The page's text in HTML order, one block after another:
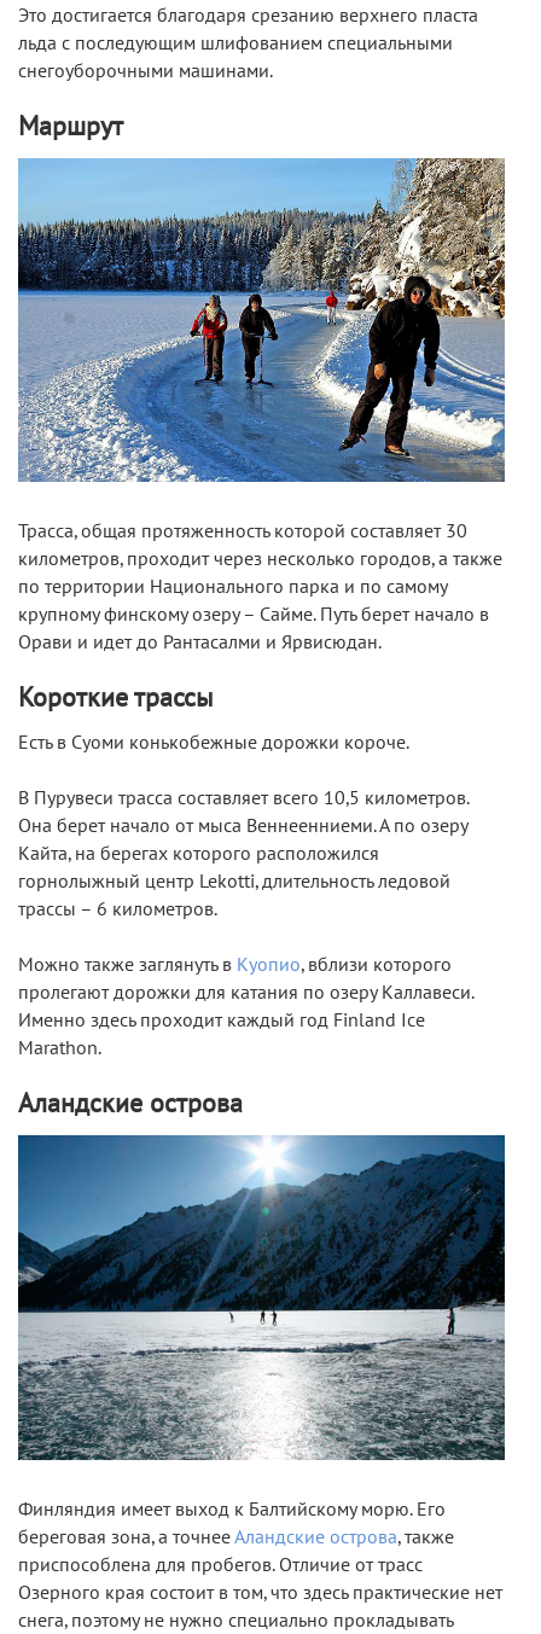
Это достигается благодаря срезанию верхнего пласта
льда с последующим шлифованием специальными
снегоуборочными машинами.
Маршрут
Трасса, общая протяженность которой составляет 30
километров, проходит через несколько городов, а также
по территории Национального парка и по самому
крупному финскому озеру – Сайме. Путь берет начало в
Орави и идет до Рантасалми и Ярвисюдан.
Короткие трассы
Есть в Суоми конькобежные дорожки короче.
В Пурувеси трасса составляет всего 10,5 километров.
Она берет начало от мыса Веннеенниеми. А по озеру
Кайта, на берегах которого расположился
горнолыжный центр Lekotti, длительность ледовой
трассы – 6 километров.
Можно также заглянуть в Куопио, вблизи которого
пролегают дорожки для катания по озеру Каллавеси.
Именно здесь проходит каждый год Finland Ice
Marathon.
Аландские острова
Финляндия имеет выход к Балтийскому морю. Его
береговая зона, а точнееАландские острова, также
приспособлена для пробегов. Отличие от трасс
Озерного края состоит в том, что здесь практические нет
снега, поэтому не нужно специально прокладывать